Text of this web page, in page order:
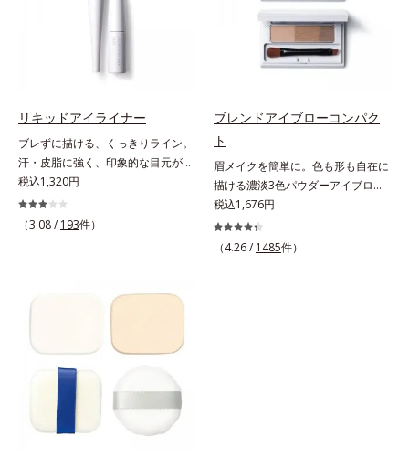
のだから、肌へのやさしさも考慮
し、植物性保湿成分・ユリエキスを
から持ち上げて、美しくセパレート
させ、瞳への輝きをサポートしま
す。しなやかにカールをキープし、
汗や皮脂に強いウォータープルーフ
フできます。
リキッドアイライナー
ブレずに描ける、くっきりライン。
汗・皮脂に強く、印象的な目元が続
く。なめらかなタッチでブレずに美
しいラインが簡単に描ける、リキッ
ドタイプのアイライナーです。シャ
長い持ち手＆短めの軸で、目の際ギ
ながら、お湯でらくらくオフ(*)でき
て手間要らず！* クレンジングの
際、お湯で落とせます。
税込1,320円
（3.08 / 193件）
ブレンドアイブローコンパク
ト
眉メイクを簡単に。色も形も自在に
描ける濃淡3色パウダーアイブロ
ー。眉は髪の色に合わせると自然。
濃淡3色セットなら、混ぜ方次第で
自分にぴったりの眉色が作れます。
税込1,676円
（4.26 / 1485件）